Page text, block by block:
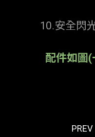
10.安全閃
配件如圖(
PREV